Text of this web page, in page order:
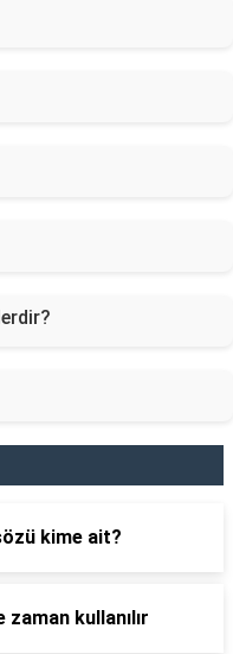
kime ait?
kullanılır